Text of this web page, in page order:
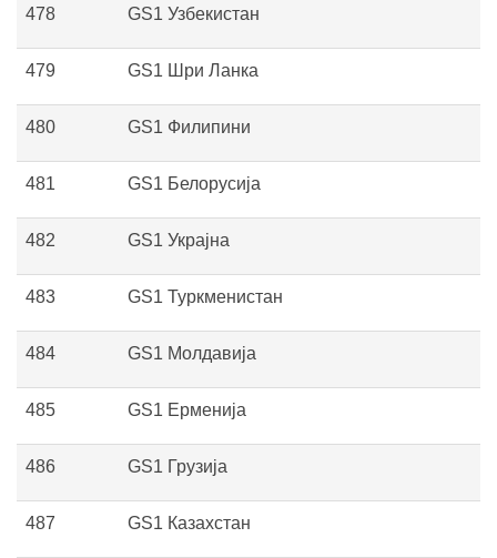
478 GS1 Узбекистан
479 GS1 Шри Ланка
480 GS1 Филипини
481 GS1 Белорусија
482 GS1 Украјна
483 GS1 Туркменистан
484 GS1 Молдавија
485 GS1 Ерменија
486 GS1 Грузија
487 GS1 Казахстан